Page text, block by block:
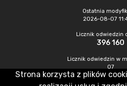
Ostatnia
2026-08-07
Licznik odwiedzin
396 160
Licznik odwiedzin w
07
1 471
Strona korzysta z plików